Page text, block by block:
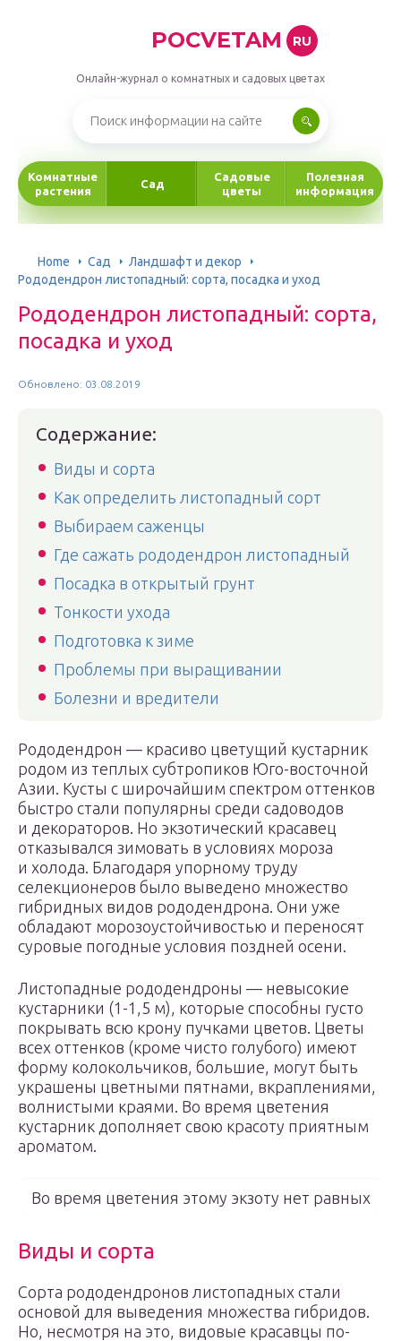
POCVETAM RU
Онлайн-журнал о комнатных и садовых цветах
Комнатные
растения
Сад
Садовые
цветы
Полезная
информация
Home Сад
Ландшафт и декор
Рододендрон листопадный: сорта, посадка и уход
Рододендрон листопадный: сорта,
посадка и уход
Обновлено: 03.08.2019
Содержание:
Виды и сорта
Как определить листопадный сорт
Выбираем саженцы
Где сажать рододендрон листопадный
Посадка в открытый грунт
Тонкости ухода
Подготовка к зиме
Проблемы при выращивании
Болезни и вредители
Рододендрон — красиво цветущий кустарник
родом из теплых субтропиков Юго-восточной
Азии. Кусты с широчайшим спектром оттенков
быстро стали популярны среди садоводов
и декораторов. Но экзотический красавец
отказывался зимовать в условиях мороза
и холода. Благодаря упорному труду
селекционеров было выведено множество
гибридных видов рододендрона. Они уже
обладают морозоустойчивостью и переносят
суровые погодные условия поздней осени.
Листопадные рододендроны — невысокие
кустарники (1-1,5 м), которые способны густо
покрывать всю крону пучками цветов. Цветы
всех оттенков (кроме чисто голубого) имеют
форму колокольчиков, большие, могут быть
украшены цветными пятнами, вкраплениями,
волнистыми краями. Во время цветения
кустарник дополняет свою красоту приятным
ароматом.
Во время цветения этому экзоту нет равных
Виды и сорта
Сорта рододендронов листопадных стали
основой для выведения множества гибридов.
Но, несмотря на это, видовые красавцы по-